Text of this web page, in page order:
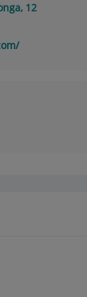
12